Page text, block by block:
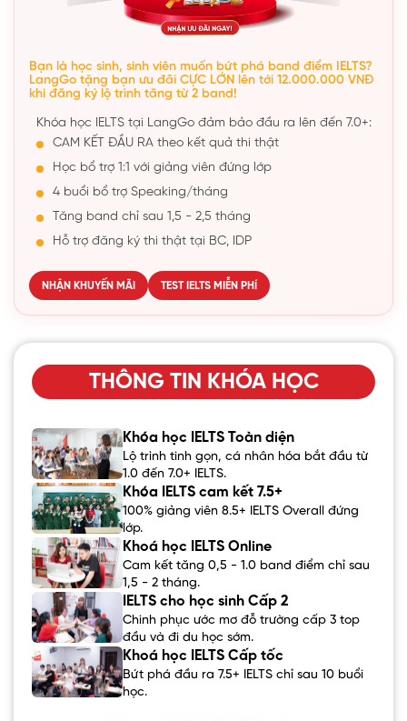
Bạn là học sinh, sinh viên muốn bứt phá band điểm IELTS?
LangGo tặng bạn ưu đãi CỰC LỚN lên tới 12.000.000 VNĐ
khi đăng ký lộ trình tăng từ 2 band!
Khóa học IELTS tại LangGo đảm bảo đầu ra lên đến 7.0+:
CAM KẾT ĐẦU RA theo kết quả thi thật
Học bổ trợ 1:1 với giảng viên đứng lớp
4 buổi bổ trợ Speaking/tháng
Tăng band chỉ sau 1,5 - 2,5 tháng
Hỗ trợ đăng ký thi thật tại BC, IDP
NHẬN KHUYẾN MÃI TEST IELTS MIỄN PHÍ
THÔNG TIN KHÓA HỌC
Khóa học IELTS Toàn diện
Lộ trình tinh gọn, cá nhân hóa bắt đầu từ
1.0 đến 7.0+ IELTS.
Khóa IELTS cam kết 7.5+
100% giảng viên 8.5+ IELTS Overall đứng
lớp.
Khoá học IELTS Online
Cam kết tăng 0,5 - 1.0 band điểm chỉ sau
1,5 - 2 tháng.
IELTS cho học sinh Cấp 2
Chinh phục ước mơ đỗ trường cấp 3 top
đầu và đi du học sớm.
Khoá học IELTS Cấp tốc
Bứt phá đầu ra 7.5+ IELTS chỉ sau 10 buổi
học.